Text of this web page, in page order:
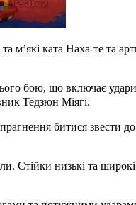
ката Наха-те та
бою, що включає удари
Тедзюн Міягі.
битися звести
Стійки низькі та